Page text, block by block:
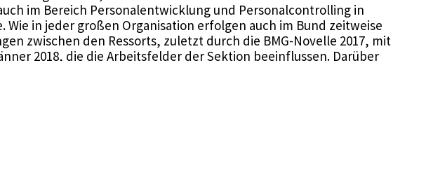
im Bereich Personalentwicklung und Personalcontrolling in
Wie in jeder großen Organisation erfolgen auch im Bund zeitweise
zwischen den Ressorts, zuletzt durch die BMG-Novelle 2017, mit
2018, die die Arbeitsfelder der Sektion beeinflussen. Darüber
selbst samt ihren Kompetenzen Teil des neuen
für öffentlichen Dienst und Sport.